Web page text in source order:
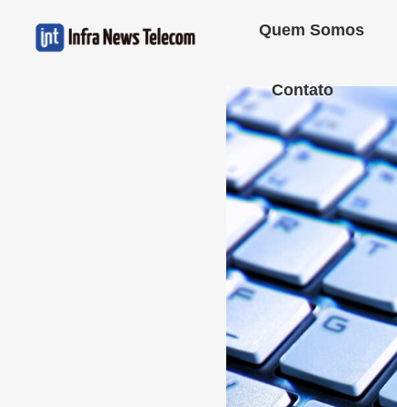
Quem Somos
Contato